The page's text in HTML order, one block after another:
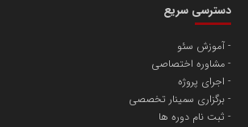
آهن و فولاد غدیر ایرانیان
تامین آهن اسفنجی تولیدکنندگان فولاد در کشور
دسترسی سریع
آموزش سئو
مشاوره اختصاصی
اجرای پروژه
برگزاری سمینار تخصصی
ثبت نام دوره ها